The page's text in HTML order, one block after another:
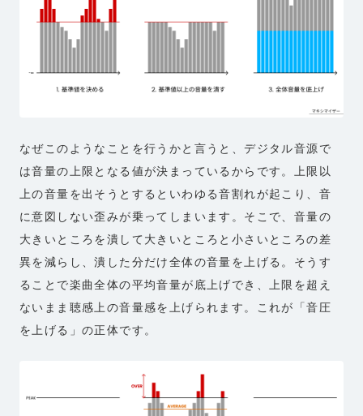
なぜこのようなことを行うかと言うと、デジタル音源で
は音量の上限となる値が決まっているからです。上限以
上の音量を出そうとするといわゆる音割れが起こり、音
に意図しない歪みが乗ってしまいます。そこで、音量の
大きいところを潰して大きいところと小さいところの差
異を減らし、潰した分だけ全体の音量を上げる。そうす
ることで楽曲全体の平均音量が底上げでき、上限を超え
ないまま聴感上の音量感を上げられます。これが「音圧
を上げる」の正体です。